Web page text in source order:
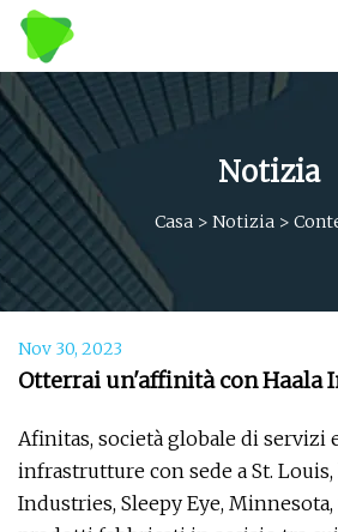
Notizia
Casa > Notizia >
Nov 30, 2023
Otterrai un'affinità con Haala
Afinitas, società globale di servizi
infrastrutture con sede a St. Louis,
Industries, Sleepy Eye,